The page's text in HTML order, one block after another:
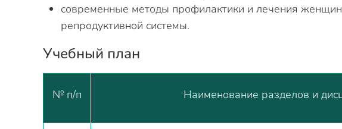
современные методы профилактики и лечения женщин
репродуктивной системы.
Учебный план
№ п/п Наименование разделов и